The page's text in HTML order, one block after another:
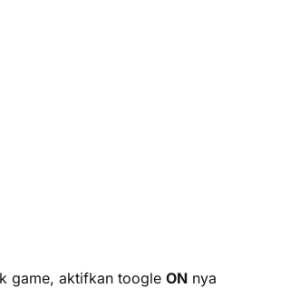
game, aktifkan toogle ON nya